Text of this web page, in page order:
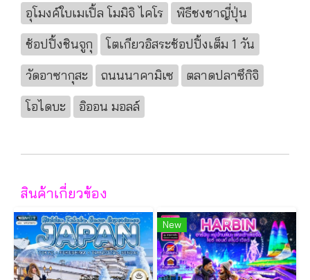
อุโมงค์ใบเมเปิ้ล โมมิจิ ไคโร
พิธีชงชาญี่ปุ่น
ช้อปปิ้งชินจูกุ
โตเกียวอิสระช้อปปิ้งเต็ม 1 วัน
วัดอาซากุสะ
ถนนนาคามิเซ
ตลาดปลาซึกิจิ
โอไดบะ
อิออน มอลล์
สินค้าเกี่ยวข้อง
New